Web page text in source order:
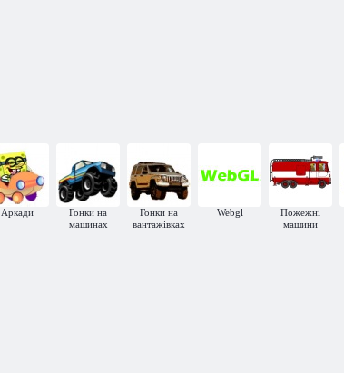
Аркади
Гонки на
машинах
Гонки на
вантажівках
Webgl
Пожежні
машини